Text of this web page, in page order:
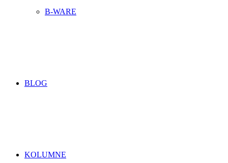
B-WARE
BLOG
KOLUMNE